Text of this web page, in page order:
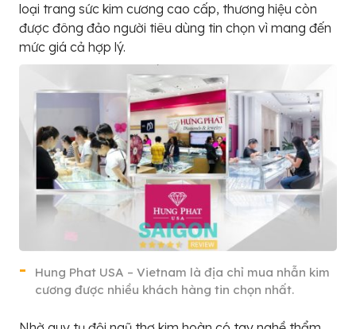
loại trang sức kim cương cao cấp, thương hiệu còn
được đông đảo người tiêu dùng tin chọn vì mang đến
mức giá cả hợp lý.
Hung Phat USA – Vietnam là địa chỉ mua nhẫn kim
cương được nhiều khách hàng tin chọn nhất.